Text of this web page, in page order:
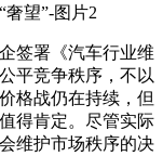
签署《汽车行业维
平竞争秩序，不以
格战仍在持续，但
得肯定。尽管实际
维护市场秩序的决